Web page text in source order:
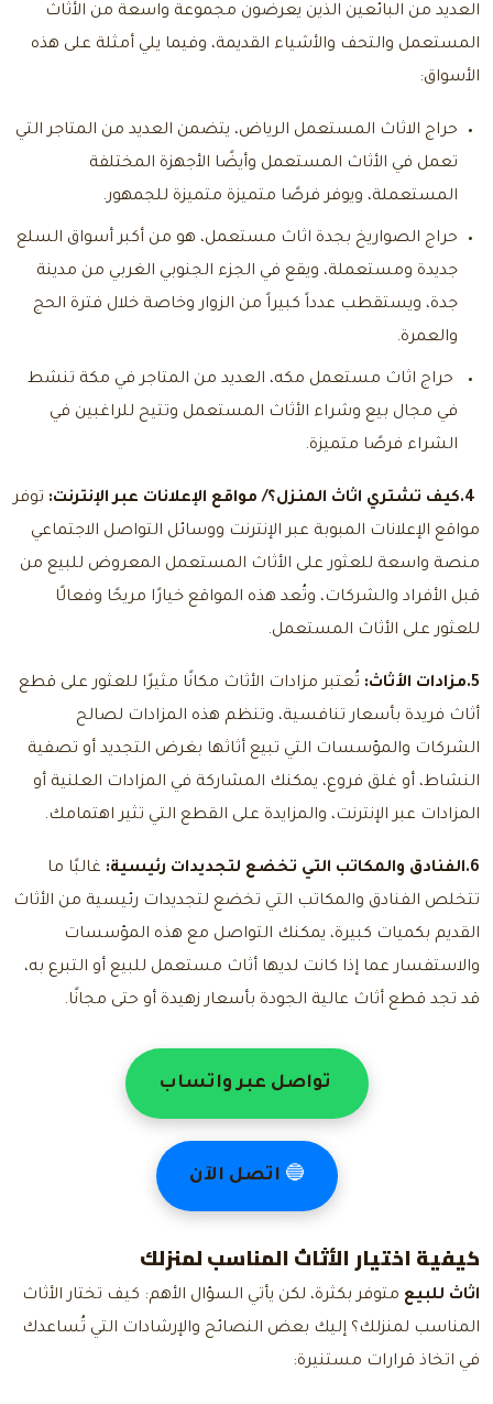
العديد من البائعين الذين يعرضون مجموعة واسعة من الأثاث
المستعمل والتحف والأشياء القديمة، وفيما يلي أمثلة على هذه
الأسواق:
حراج الاثاث المستعمل الرياض، يتضمن العديد من المتاجر التي
تعمل في الأثاث المستعمل وأيضًا الأجهزة المختلفة
المستعملة، ويوفر فرصًا متميزة متميزة للجمهور.
حراج الصواريخ بجدة اثاث مستعمل، هو من أكبر أسواق السلع
جديدة ومستعملة، ويقع في الجزء الجنوبي الغربي من مدينة
جدة، ويستقطب عدداً كبيراً من الزوار وخاصة خلال فترة الحج
والعمرة.
حراج اثاث مستعمل مكه، العديد من المتاجر في مكة تنشط
في مجال بيع وشراء الأثاث المستعمل وتتيح للراغبين في
الشراء فرصًا متميزة.
4. كيف تشتري اثاث المنزل؟/ مواقع الإعلانات عبر الإنترنت: توفر
مواقع الإعلانات المبوبة عبر الإنترنت ووسائل التواصل الاجتماعي
منصة واسعة للعثور على الأثاث المستعمل المعروض للبيع من
قبل الأفراد والشركات، وتُعد هذه المواقع خيارًا مريحًا وفعالًا
للعثور على الأثاث المستعمل.
5.مزادات الأثاث:
تُعتبر مزادات الأثاث مكانًا مثيرًا للعثور على قطع
أثاث فريدة بأسعار تنافسية، وتنظم هذه المزادات لصالح
الشركات والمؤسسات التي تبيع أثاثها بغرض التجديد أو تصفية
النشاط، أو غلق فروع، يمكنك المشاركة في المزادات العلنية أو
المزادات عبر الإنترنت، والمزايدة على القطع التي تثير اهتمامك.
6.الفنادق والمكاتب التي تخضع لتجديدات رئيسية:
غالبًا ما
تتخلص الفنادق والمكاتب التي تخضع لتجديدات رئيسية من الأثاث
القديم بكميات كبيرة، يمكنك التواصل مع هذه المؤسسات
والاستفسار عما إذا كانت لديها أثاث مستعمل للبيع أو التبرع به،
قد تجد قطع أثاث عالية الجودة بأسعار زهيدة أو حتى مجانًا.
تواصل عبر واتساب
🔵 اتصل الآن
كيفية اختيار الأثاث المناسب لمنزلك
اثاث للبيع متوفر بكثرة، لكن يأتي السؤال الأهم: كيف تختار الأثاث
المناسب لمنزلك؟ إليك بعض النصائح والإرشادات التي تُساعدك
في اتخاذ قرارات مستنيرة: